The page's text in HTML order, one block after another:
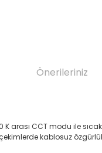
Önerileriniz
arası CCT modu ile
kablosuz